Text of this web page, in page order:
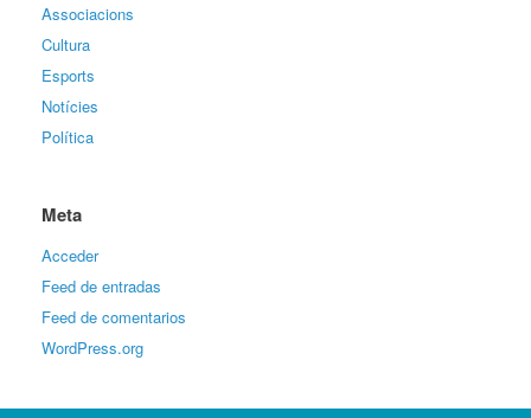
Associacions
Cultura
Esports
Notícies
Política
Meta
Acceder
Feed de entradas
Feed de comentarios
WordPress.org